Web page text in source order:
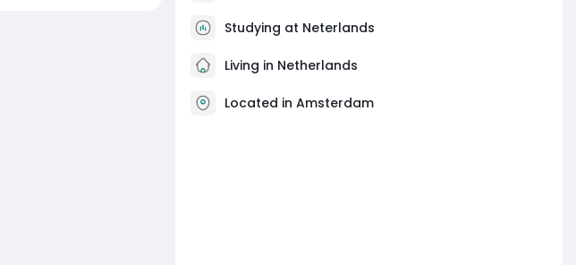
Studying at Neterlands
Living in Netherlands
Located in Amsterdam